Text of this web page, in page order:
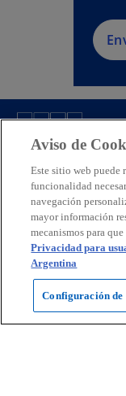
Contacto
Prensa
KPMG Argentina
LegalPolítica
Aviso de
Este sitio web puede
funcionalidad
navegación
mayor información
mecanismos para
Privacidad para
Argentina
Configuración de